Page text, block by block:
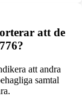
att de
att andra
samtal